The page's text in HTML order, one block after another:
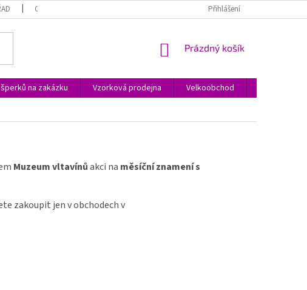
O JEWSTONE A ŠPERCÍCH OBCHODNÍ PODMÍNKY
Přihlášení
NÁKUPNÍ
Prázdný košík
na zakázku Vzorková prodejna Velkoobchod
Muzeum vltavínůakci na měsíční znamení s
zakoupit jen v obchodech v